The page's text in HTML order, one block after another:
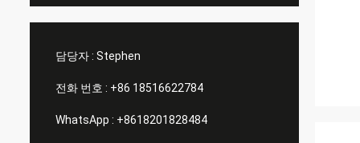
담당자 : Stephen
전화 번호 : +86 18516622784
WhatsApp : +8618201828484